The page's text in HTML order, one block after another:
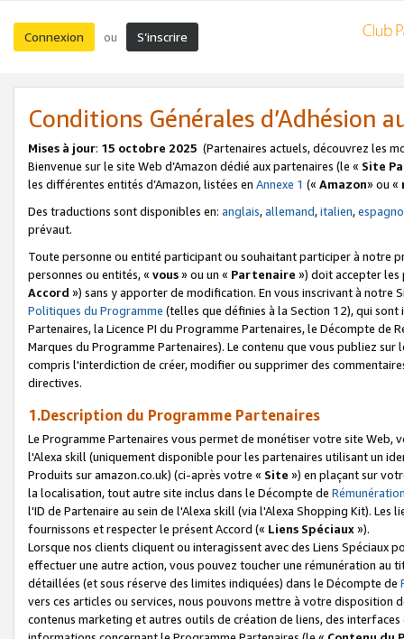
Connexion ou S’inscrire
Conditions Générales d’Adhésion
Mises à jour: 15 octobre 2025 (Partenaires actuels, découvrez les
Bienvenue sur le site Web d’Amazon dédié aux partenaires (le « Site
les différentes entités d’Amazon, listées en Annexe 1 (« Amazon» ou «
Des traductions sont disponibles en: anglais,allemand,italien,
prévaut.
Toute personne ou entité participant ou souhaitant participer à notre
personnes ou entités, « vous» ou un « Partenaire ») doit accepter les
Accord ») sans y apporter de modification. En vous inscrivant à notre
Politiques du Programme (telles que définies à la Section 12), qui
Partenaires, la Licence PI du Programme Partenaires, le Décompte de
Marques du Programme Partenaires). Le contenu que vous publiez
compris l'interdiction de créer, modifier ou supprimer des
directives.
1.Description du Programme Partenaires
Le Programme Partenaires vous permet de monétiser votre site Web,
l'Alexa skill (uniquement disponible pour les partenaires utilisant un
Produits sur amazon.co.uk) (ci-après votre « Site ») en plaçant sur
la localisation, tout autre site inclus dans le Décompte de
l'ID de Partenaire au sein de l'Alexa skill (via l'Alexa Shopping Kit).
fournissons et respecter le présent Accord (« Liens Spéciaux»).
Lorsque nos clients cliquent ou interagissent avec des Liens Spéciaux
effectuer une autre action, vous pouvez toucher une rémunération
détaillées (et sous réserve des limites indiquées) dans le Décompte de
vers ces articles ou services, nous pouvons mettre à votre disposition
contenus marketing et autres outils de création de liens, des